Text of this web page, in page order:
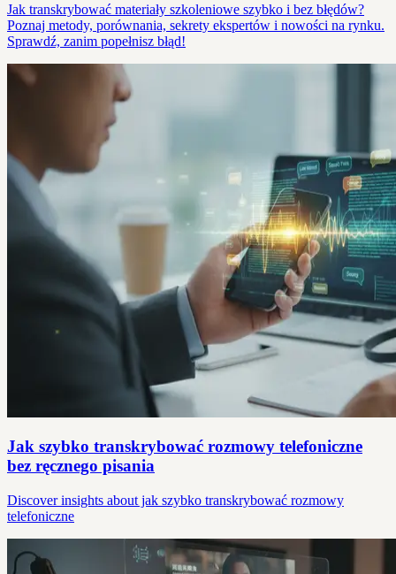
Jak transkrybować materiały szkoleniowe szybko i bez błędów?
Poznaj metody, porównania, sekrety ekspertów i nowości na rynku.
Sprawdź, zanim popełnisz błąd!
Jak szybko transkrybować rozmowy telefoniczne
bez ręcznego pisania
Discover insights about jak szybko transkrybować rozmowy
telefoniczne